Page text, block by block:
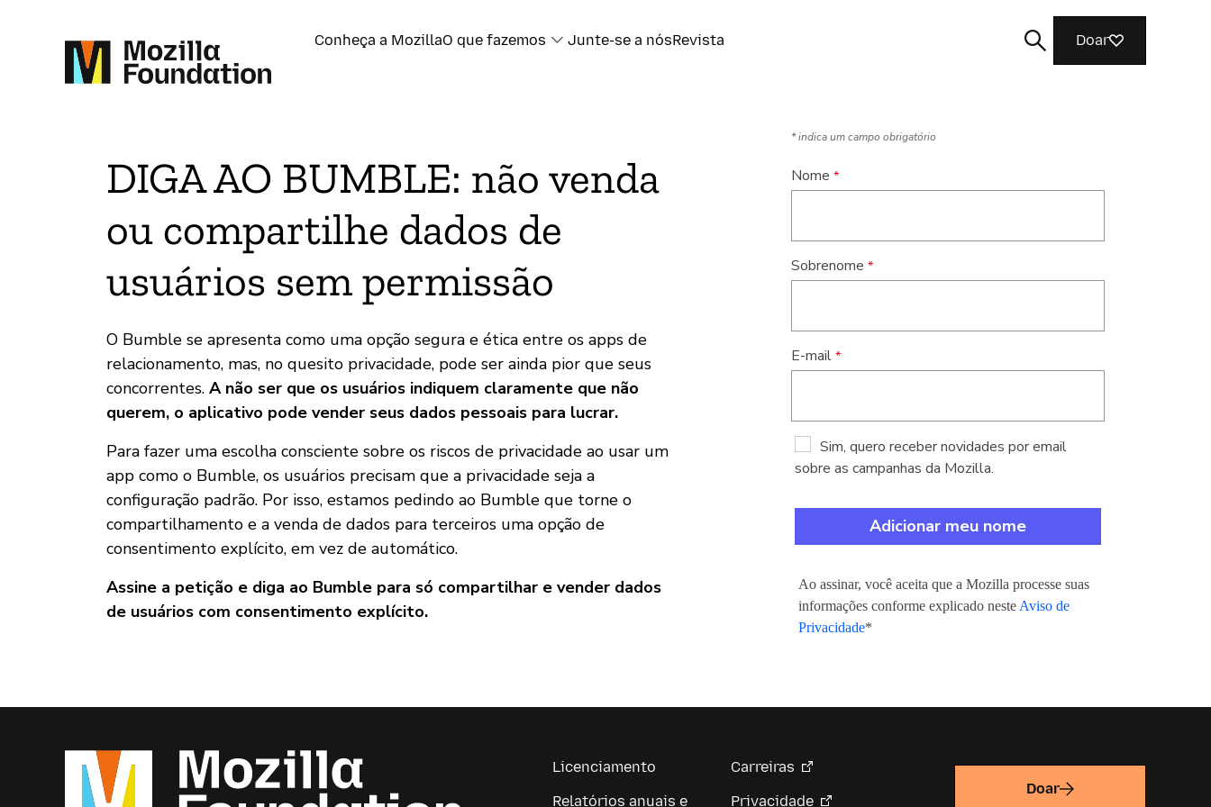
Conheça a MozillaO que fazemos Junte-se a nósRevista Doar
DIGA AO BUMBLE: não venda
ou compartilhe dados de
usuários sem permissão
O Bumble se apresenta como uma opção segura e ética entre os apps de
relacionamento, mas, no quesito privacidade, pode ser ainda pior que seus
concorrentes. A não ser que os usuários indiquem claramente que não
querem, o aplicativo pode vender seus dados pessoais para lucrar.
Para fazer uma escolha consciente sobre os riscos de privacidade ao usar um
app como o Bumble, os usuários precisam que a privacidade seja a
configuração padrão. Por isso, estamos pedindo ao Bumble que torne o
compartilhamento e a venda de dados para terceiros uma opção de
consentimento explícito, em vez de automático.
Assine a petição e diga ao Bumble para só compartilhar e vender dados
de usuários com consentimento explícito.
* indica um campo obrigatório
Nome
Sobrenome
E-mail
Sim, quero receber novidades por email
sobre as campanhas da Mozilla.
Ao assinar, você aceita que a Mozilla processe suas
informações conforme explicado neste Aviso de
Privacidade*
Licenciamento
Relatórios anuais e
Carreiras
Privacidade
Doar